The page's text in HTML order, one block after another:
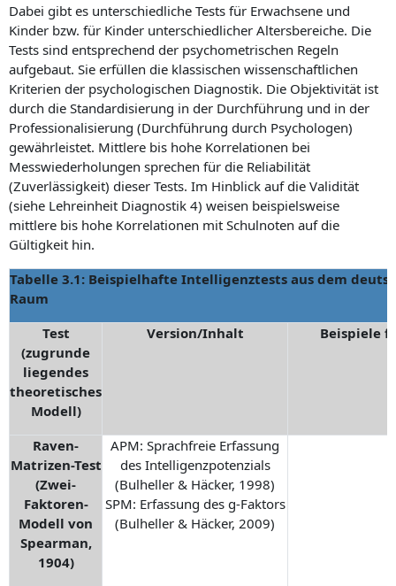
Dabei gibt es unterschiedliche Tests für Erwachsene und
Kinder bzw. für Kinder unterschiedlicher Altersbereiche. Die
Tests sind entsprechend der psychometrischen Regeln
aufgebaut. Sie erfüllen die klassischen wissenschaftlichen
Kriterien der psychologischen Diagnostik. Die Objektivität ist
durch die Standardisierung in der Durchführung und in der
Professionalisierung (Durchführung durch Psychologen)
gewährleistet. Mittlere bis hohe Korrelationen bei
Messwiederholungen sprechen für die Reliabilität
(Zuverlässigkeit) dieser Tests. Im Hinblick auf die Validität
(siehe Lehreinheit Diagnostik 4) weisen beispielsweise
mittlere bis hohe Korrelationen mit Schulnoten auf die
Gültigkeit hin.
Tabelle 3.1: Beispielhafte Intelligenztests aus dem
Raum
Test
(zugrunde
liegendes
theoretisches
Modell)
Version/Inhalt Beispiele
Raven-
Matrizen-Test
(Zwei-
Faktoren-
Modell von
Spearman,
1904)
APM: Sprachfreie Erfassung
des Intelligenzpotenzials
(Bulheller & Häcker, 1998)
SPM: Erfassung des g-Faktors
(Bulheller & Häcker, 2009)